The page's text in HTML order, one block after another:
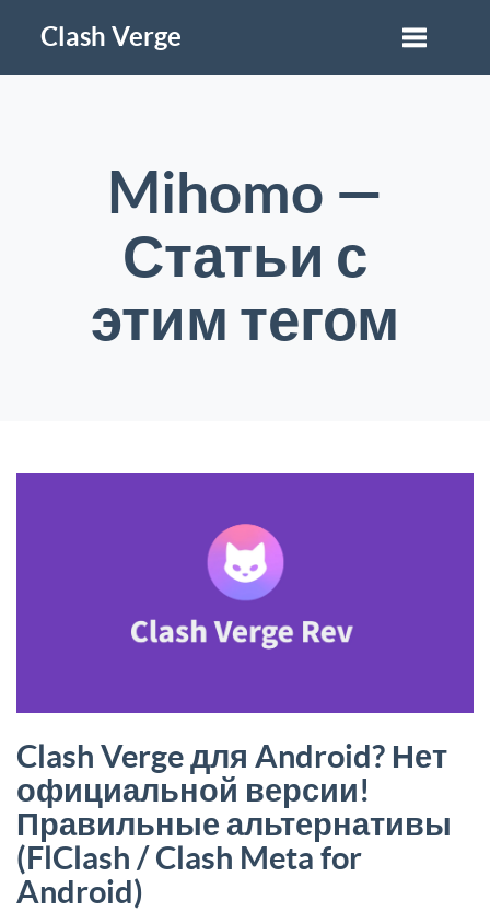
Clash Verge
Mihomo —
Статьи с
этим тегом
Clash Verge для Android? Нет
официальной версии!
Правильные альтернативы
(FlClash / Clash Meta for
Android)